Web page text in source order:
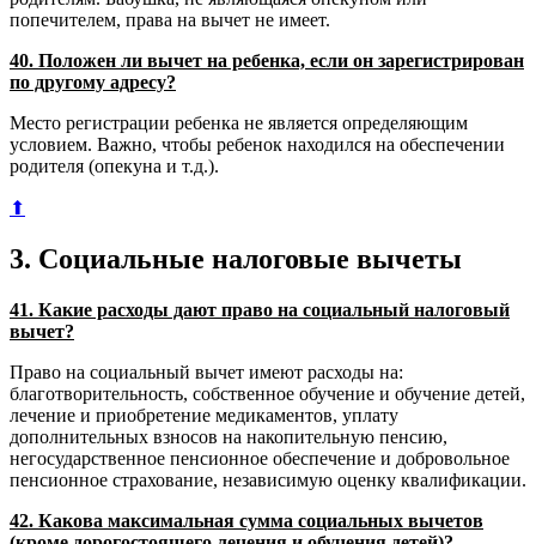
попечителем, права на вычет не имеет.
40. Положен ли вычет на ребенка, если он зарегистрирован
по другому адресу?
Место регистрации ребенка не является определяющим
условием. Важно, чтобы ребенок находился на обеспечении
родителя (опекуна и т.д.).
⬆
3. Социальные налоговые вычеты
41. Какие расходы дают право на социальный налоговый
вычет?
Право на социальный вычет имеют расходы на:
благотворительность, собственное обучение и обучение детей,
лечение и приобретение медикаментов, уплату
дополнительных взносов на накопительную пенсию,
негосударственное пенсионное обеспечение и добровольное
пенсионное страхование, независимую оценку квалификации.
42. Какова максимальная сумма социальных вычетов